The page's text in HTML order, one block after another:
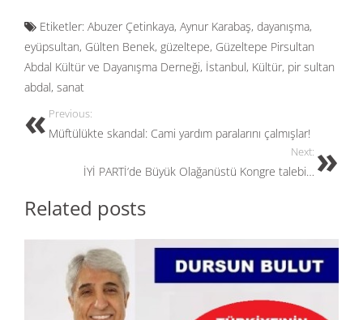
e
b
o
o
k
to
d
o
ail ar
e
Etiketler: Abuzer Çetinkaya, Aynur Karabaş, dayanışma,
eyüpsultan, Gülten Benek, güzeltepe, Güzeltepe Pirsultan
Abdal Kültür ve Dayanışma Derneği, İstanbul, Kültür, pir sultan
abdal, sanat
Previous:
Müftülükte skandal: Cami yardım paralarını çalmışlar!
Next:
İYİ PARTİ’de Büyük Olağanüstü Kongre talebi…
Related posts